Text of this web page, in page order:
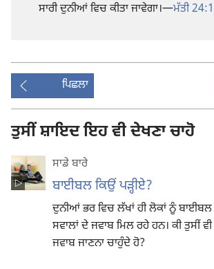
ਸਾਰੀ ਦੁਨੀਆਂ ਵਿਚ ਕੀਤਾ ਜਾਵੇਗਾ।​—ਮੱਤੀ
ਪਿਛਲਾ
ਤੁਸੀਂ ਸ਼ਾਇਦ ਇਹ ਵੀ ਦੇਖਣਾ ਚਾਹੋ
ਸਾਡੇ ਬਾਰੇ
ਬਾਈਬਲ ਕਿਉਂ ਪੜ੍ਹੀਏ?
ਦੁਨੀਆਂ ਭਰ ਵਿਚ ਲੱਖਾਂ ਹੀ ਲੋਕਾਂ ਨੂੰ ਬਾਈਬਲ
ਸਵਾਲਾਂ ਦੇ ਜਵਾਬ ਮਿਲ ਰਹੇ ਹਨ। ਕੀ ਤੁਸੀਂ
ਜਵਾਬ ਜਾਣਨਾ ਚਾਹੁੰਦੇ ਹੋ?